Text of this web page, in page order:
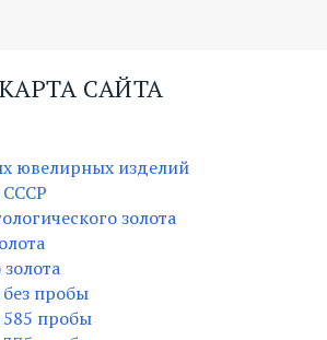
КАРТА САЙТА
ювелирных изделий
СССР
золота
без пробы
585 пробы